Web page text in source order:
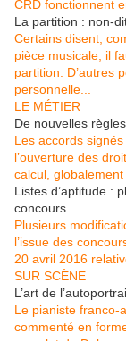
CRD fonctionnent
La partition : non-
Certains disent,
pièce musicale, il
partition. D’autres
personnelle...
LE MÉTIER
De nouvelles
Les accords
l’ouverture des
calcul, globalement
Listes d’aptitude :
concours
Plusieurs
l’issue des
20 avril 2016
SUR SCÈNE
L’art de
Le pianiste franco-
commenté en